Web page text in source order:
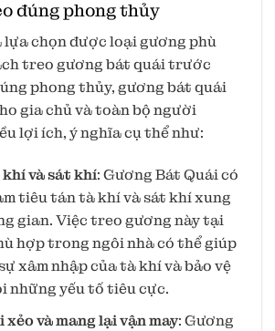
đúng phong thủy
lựa chọn được loại gương phù
treo gương bát quái trước
phong thủy, gương bát quái
gia chủ và toàn bộ người
lợi ích, ý nghĩa cụ thể như:
và sát khí: Gương Bát Quái có
tiêu tán tà khí và sát khí xung
gian. Việc treo gương này tại
hợp trong ngôi nhà có thể giúp
xâm nhập của tà khí và bảo vệ
những yếu tố tiêu cực.
và mang lại vận may: Gương